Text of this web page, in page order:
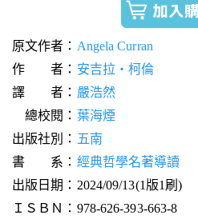
原文作者： Angela Curran
作 者： 安吉拉‧柯倫
譯 者： 嚴浩然
總校閱： 葉海煙
出版社別： 五南
書 系： 經典哲學名著導讀
出版日期：2024/09/13(1版1刷)
ＩＳＢＮ：978-626-393-663-8